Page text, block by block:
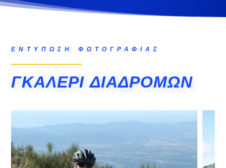
ΕΝΤΎΠΩΣΗ ΦΩΤΟΓΡΑΦΊΑΣ
ΓΚΑΛΕΡΊ ΔΙΑΔΡΟΜΏΝ